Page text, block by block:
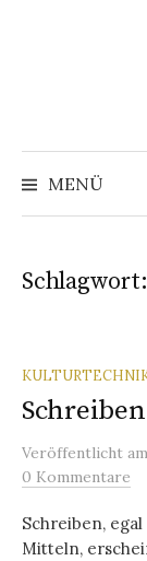
MENÜ
Schlagwort:
Veröffentlicht am
0 Kommentare
Schreiben,
Mitteln,